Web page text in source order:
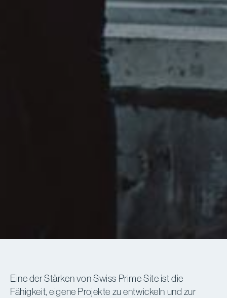
Eine der Stärken von Swiss Prime Site ist die
Fähigkeit, eigene Projekte zu entwickeln und zur